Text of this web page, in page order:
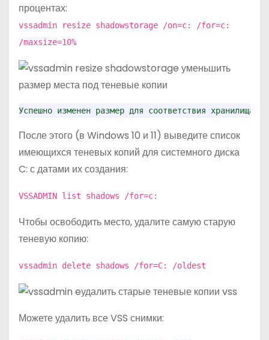
процентах:
vssadmin resize shadowstorage /on=c: /for=c:
/maxsize=10%
Успешно изменен размер для соответствия хранилища
После этого (в Windows 10 и 11) выведите список
имеющихся теневых копий для системного диска
C: с датами их создания:
VSSADMIN list shadows /for=c:
Чтобы освободить место, удалите самую старую
теневую копию:
vssadmin delete shadows /for=C: /oldest
Можете удалить все VSS снимки: